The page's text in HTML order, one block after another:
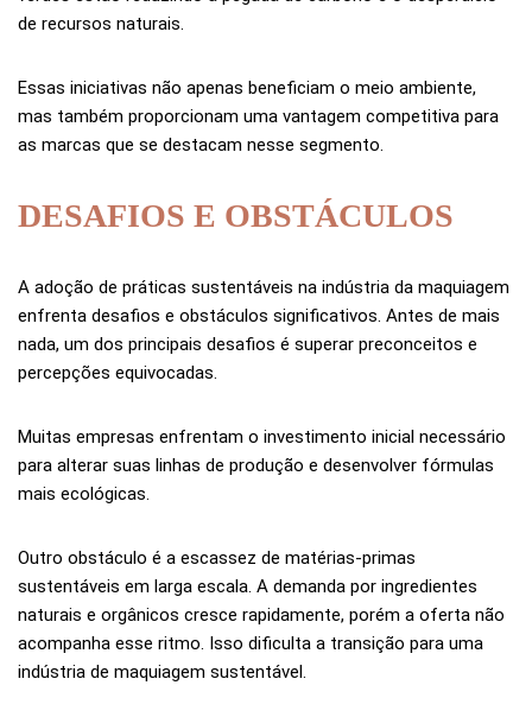
de recursos naturais.
Essas iniciativas não apenas beneficiam o meio ambiente,
mas também proporcionam uma vantagem competitiva para
as marcas que se destacam nesse segmento.
DESAFIOS E OBSTÁCULOS
A adoção de práticas sustentáveis na indústria da maquiagem
enfrenta desafios e obstáculos significativos. Antes de mais
nada, um dos principais desafios é superar preconceitos e
percepções equivocadas.
Muitas empresas enfrentam o investimento inicial necessário
para alterar suas linhas de produção e desenvolver fórmulas
mais ecológicas.
Outro obstáculo é a escassez de matérias-primas
sustentáveis em larga escala. A demanda por ingredientes
naturais e orgânicos cresce rapidamente, porém a oferta não
acompanha esse ritmo. Isso dificulta a transição para uma
indústria de maquiagem sustentável.